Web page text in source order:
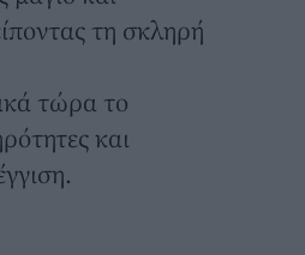
τη σκληρή
τώρα το
και